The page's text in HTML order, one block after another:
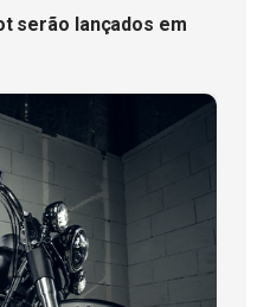
serão lançados em